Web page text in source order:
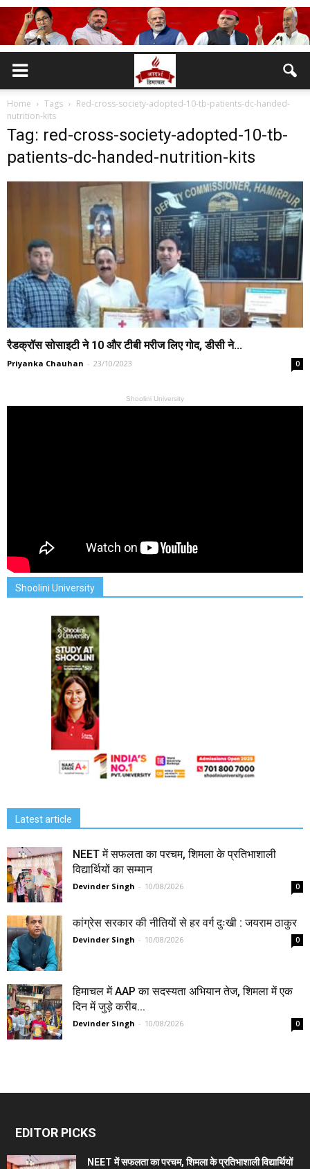
Home Tags
Red-cross-society-adopted-10-tb-patients-dc-handed-
nutrition-kits
Tag: red-cross-society-adopted-10-tb-
patients-dc-handed-nutrition-kits
रैडक्रॉस सोसाइटी ने 10 और टीबी मरीज लिए गोद, डीसी ने...
Priyanka Chauhan - 23/10/2023 0
Shoolini University
Shoolini University
Latest article
NEET में सफलता का परचम, शिमला के प्रतिभाशाली
विद्यार्थियों का सम्मान
Devinder Singh - 10/08/2026 0
कांग्रेस सरकार की नीतियों से हर वर्ग दुःखी : जयराम ठाकुर
Devinder Singh - 10/08/2026 0
हिमाचल में AAP का सदस्यता अभियान तेज, शिमला में एक
दिन में जुड़े करीब...
Devinder Singh - 10/08/2026 0
EDITOR PICKS
NEET में सफलता का परचम, शिमला के प्रतिभाशाली विद्यार्थियों